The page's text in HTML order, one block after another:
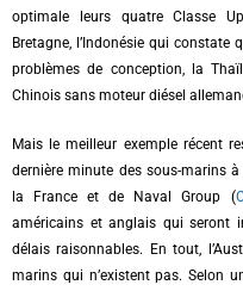
optimale leurs quatre Classe
Bretagne, l’Indonésie qui constate
problèmes de conception, la
Chinois sans moteur diésel
Mais le meilleur exemple récent
dernière minute des sous-marins
la France et de Naval Group (
américains et anglais qui seront
délais raisonnables. En tout,
marins qui n’existent pas. Selon